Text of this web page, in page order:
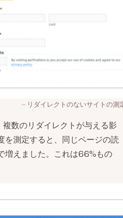
リダイレクトのないサイトの測
数のリダイレクトが与える影
を測定すると、同じページの読
増えました。これは66%もの